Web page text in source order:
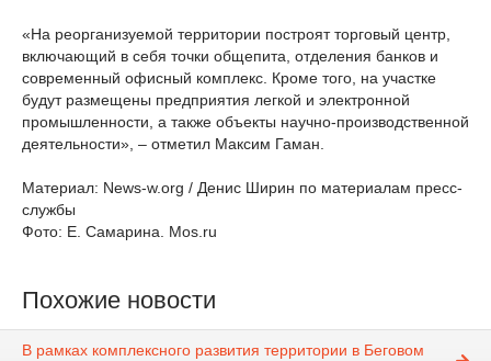
«На реорганизуемой территории построят торговый центр,
включающий в себя точки общепита, отделения банков и
современный офисный комплекс. Кроме того, на участке
будут размещены предприятия легкой и электронной
промышленности, а также объекты научно-производственной
деятельности», – отметил Максим Гаман.
Материал: News-w.org / Денис Ширин по материалам пресс-
службы
Фото: Е. Самарина. Mos.ru
Похожие новости
В рамках комплексного развития территории в Беговом